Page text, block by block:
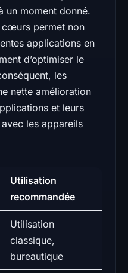
un moment donné.
cœurs permet non
applications en
d’optimiser le
les
nette amélioration
et leurs
les appareils
Utilisation
recommandée
Utilisation
classique,
bureautique